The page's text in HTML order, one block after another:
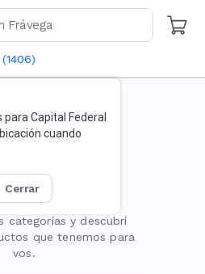
(1406)
para Capital Federal
cuando
cerrar
no existe
categorías y descubrí
que tenemos para
vos.